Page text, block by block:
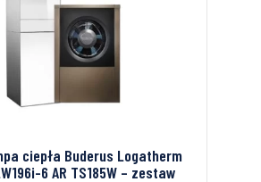
ciepła Buderus Logatherm
6 AR TS185W – zestaw